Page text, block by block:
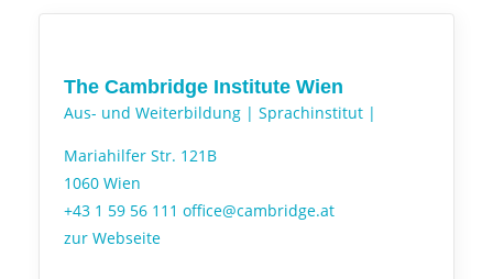
The Cambridge Institute Wien
Aus- und Weiterbildung | Sprachinstitut |
Mariahilfer Str. 121B
1060 Wien
+43 1 59 56 111 office@cambridge.at
zur Webseite